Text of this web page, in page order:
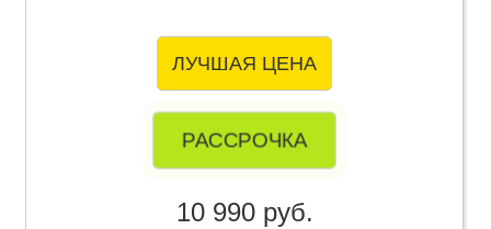
ЛУЧШАЯ ЦЕНА
РАССРОЧКА
10 990 руб.